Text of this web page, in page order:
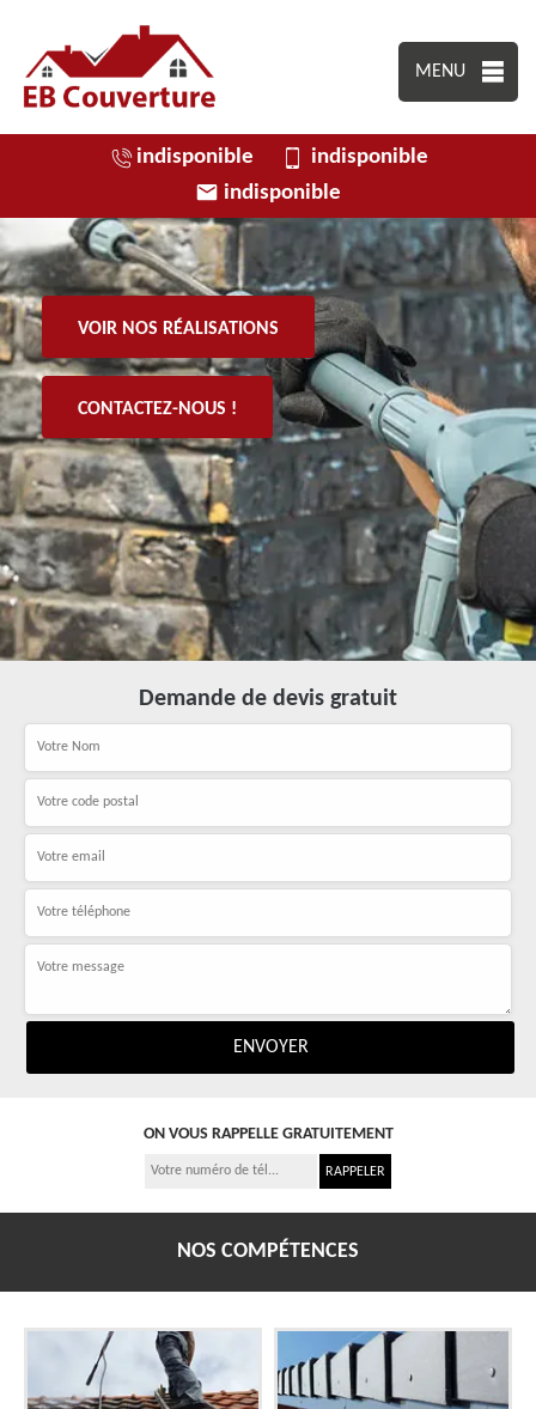
MENU
indisponible
indisponible
indisponible
VOIR NOS RÉALISATIONS
CONTACTEZ-NOUS !
Demande de devis gratuit
ON VOUS RAPPELLE GRATUITEMENT
NOS COMPÉTENCES